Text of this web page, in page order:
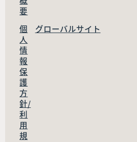
要
個
人
情
報
保
護
方
針/
利
用
規
グローバルサイト